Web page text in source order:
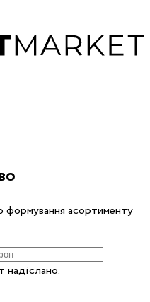
формування асортименту